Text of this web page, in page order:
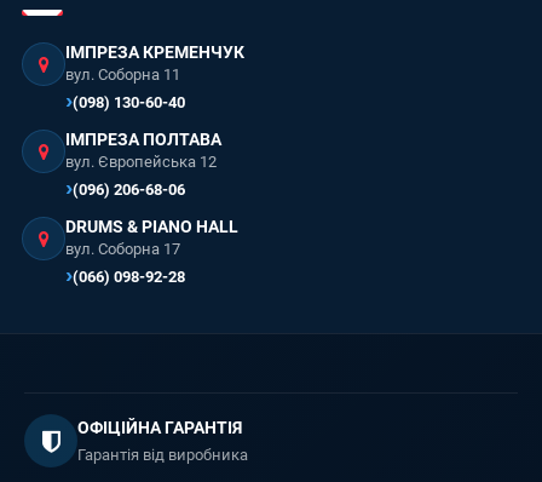
ІМПРЕЗА КРЕМЕНЧУК
вул. Соборна 11
(098) 130-60-40
ІМПРЕЗА ПОЛТАВА
вул. Європейська 12
(096) 206-68-06
DRUMS & PIANO HALL
вул. Соборна 17
(066) 098-92-28
ОФІЦІЙНА ГАРАНТІЯ
Гарантія від виробника